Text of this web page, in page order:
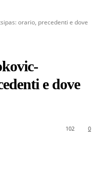
orario, precedenti e dove
e dove
0
102